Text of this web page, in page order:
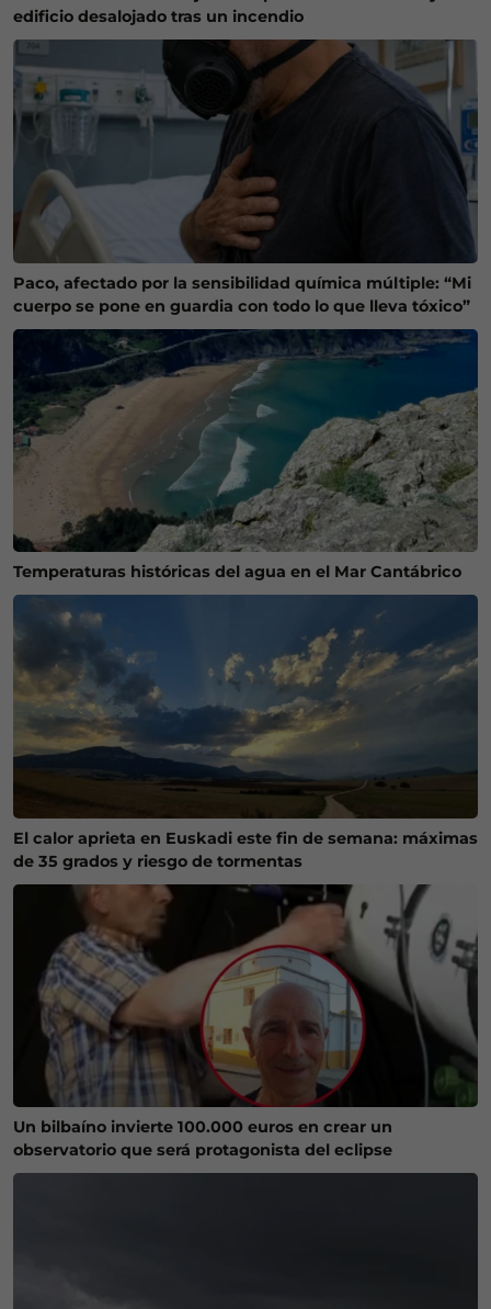
edificio desalojado tras un incendio
Paco, afectado por la sensibilidad química múltiple: “Mi
cuerpo se pone en guardia con todo lo que lleva tóxico”
Temperaturas históricas del agua en el Mar Cantábrico
El calor aprieta en Euskadi este fin de semana: máximas
de 35 grados y riesgo de tormentas
Un bilbaíno invierte 100.000 euros en crear un
observatorio que será protagonista del eclipse